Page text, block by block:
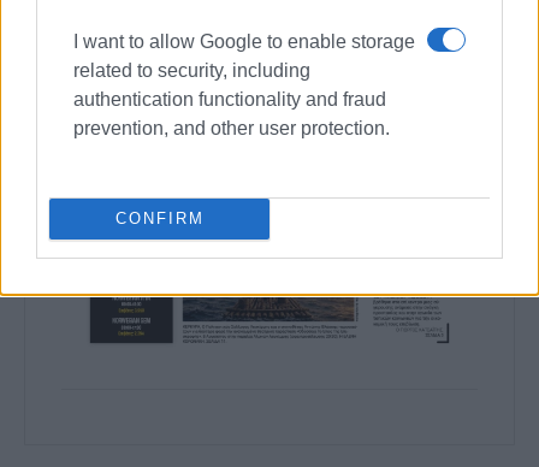
I want to allow Google to enable storage
related to security, including
authentication functionality and fraud
prevention, and other user protection.
CONFIRM